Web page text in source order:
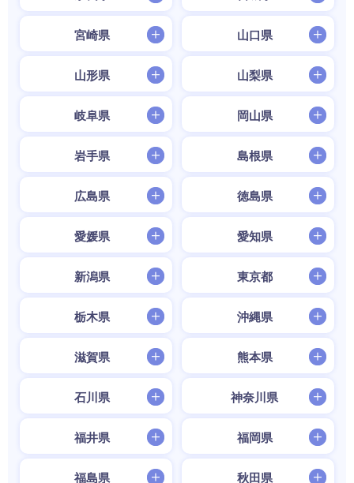
宮崎県 山口県
山形県 山梨県
岐阜県 岡山県
岩手県 島根県
広島県 徳島県
愛媛県 愛知県
新潟県 東京都
栃木県 沖縄県
滋賀県 熊本県
石川県 神奈川県
福井県 福岡県
福島県 秋田県